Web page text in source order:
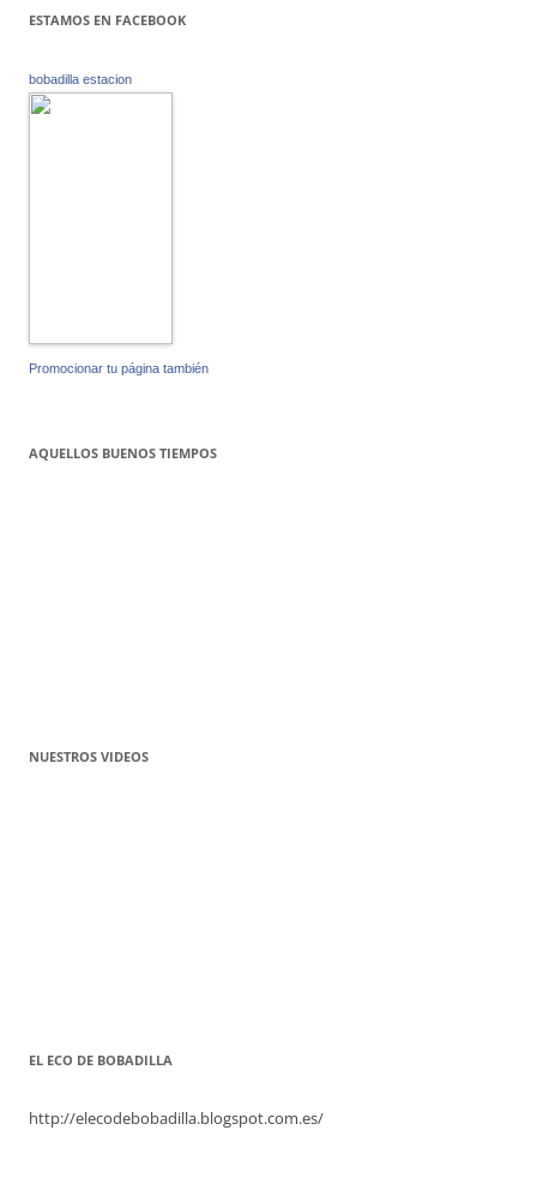
ESTAMOS EN FACEBOOK
bobadilla estacion
Promocionar tu página también
AQUELLOS BUENOS TIEMPOS
NUESTROS VIDEOS
EL ECO DE BOBADILLA
http://elecodebobadilla.blogspot.com.es/